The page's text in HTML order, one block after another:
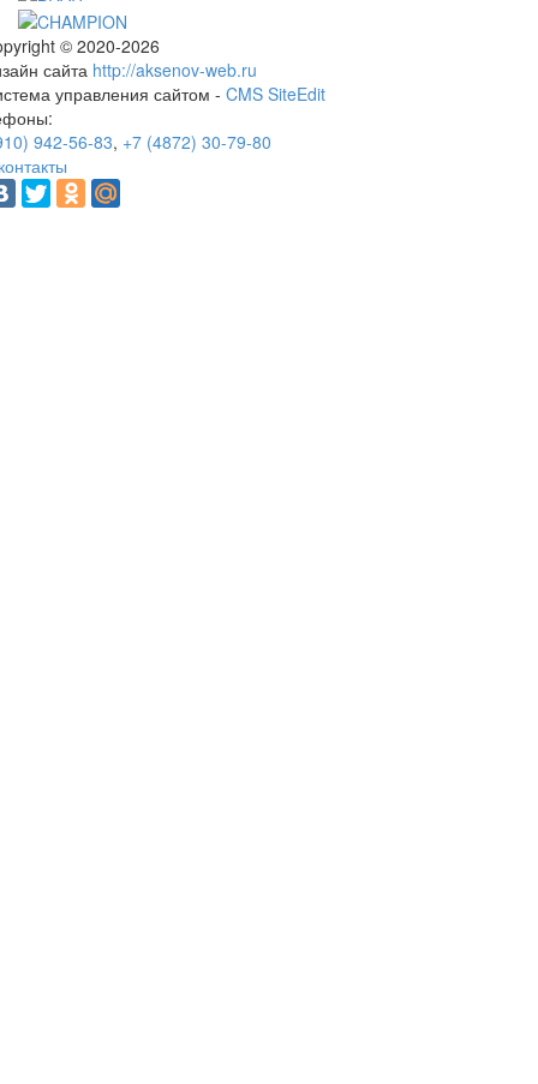
© 2020-2026
сайта http://aksenov-web.ru
управления сайтом - CMS SiteEdit
942-56-83, +7 (4872) 30-79-80